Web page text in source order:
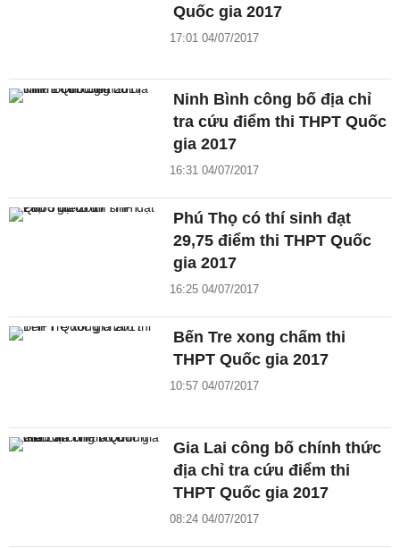
Quốc gia 2017
17:01 04/07/2017
Ninh Bình công bố địa chỉ
tra cứu điểm thi THPT Quốc
gia 2017
16:31 04/07/2017
Phú Thọ có thí sinh đạt
29,75 điểm thi THPT Quốc
gia 2017
16:25 04/07/2017
Bến Tre xong chấm thi
THPT Quốc gia 2017
10:57 04/07/2017
Gia Lai công bố chính thức
địa chỉ tra cứu điểm thi
THPT Quốc gia 2017
08:24 04/07/2017